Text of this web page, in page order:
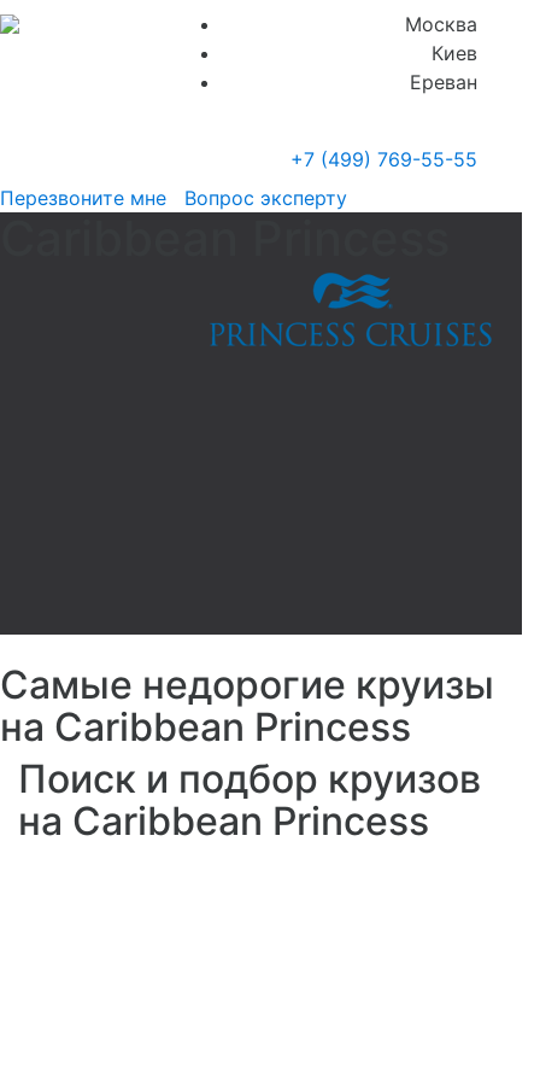
Москва
Киев
Ереван
+7 (499) 769-55-55
Перезвоните мне
Вопрос эксперту
Самые недорогие круизы
на Caribbean Princess
Поиск и подбор круизов
на Caribbean Princess